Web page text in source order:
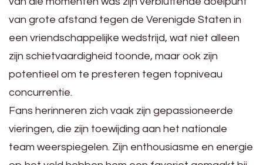
van grote afstand tegen de Verenigde Staten in
een vriendschappelijke wedstrijd, wat niet alleen
zijn schietvaardigheid toonde, maar ook zijn
potentieel om te presteren tegen topniveau
concurrentie.
Fans herinneren zich vaak zijn gepassioneerde
vieringen, die zijn toewijding aan het nationale
team weerspiegelen. Zijn enthousiasme en energie